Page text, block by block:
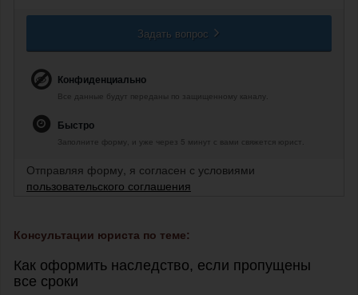
Задать вопрос
Конфиденциально
Все данные будут переданы по защищенному каналу.
Быстро
Заполните форму, и уже через 5 минут с вами свяжется юрист.
Отправляя форму, я согласен с условиями
пользовательского соглашения
Консультации юриста по теме:
Как оформить наследство, если пропущены
все сроки